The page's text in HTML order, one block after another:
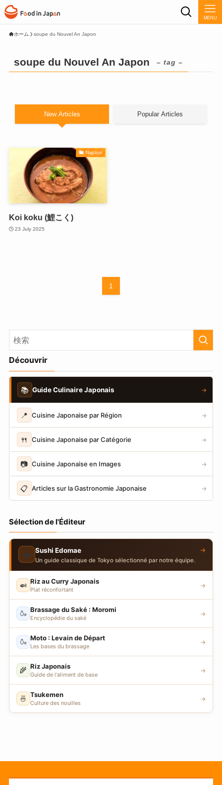
MENU
ホーム soupe du Nouvel An Japon
soupe du Nouvel An Japon – tag –
New Articles Popular Articles
Nagano
Koi koku (鯉こく)
23 July 2025
1
Découvrir
📚 Guide Culinaire Japonais →
📍 Cuisine Japonaise par Région →
🍴 Cuisine Japonaise par Catégorie →
📷 Cuisine Japonaise en Images →
📋 Articles sur la Gastronomie Japonaise →
Sélection de l'Éditeur
🍣 Sushi Edomae
Un guide classique de Tokyo sélectionné par notre équipe.
→
🍛 Riz au Curry Japonais
Plat réconfortant
→
🍶 Brassage du Saké : Moromi
Encyclopédie du saké
→
🍶 Moto : Levain de Départ
Les bases du brassage
→
🌾 Riz Japonais
Guide de l'aliment de base
→
🍜 Tsukemen
Culture des nouilles
→